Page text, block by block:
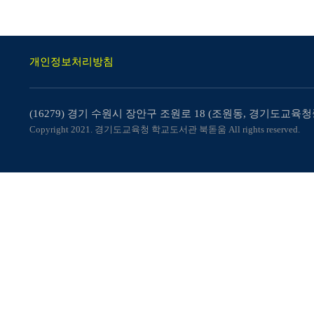
개인정보처리방침
(16279) 경기 수원시 장안구 조원로 18 (조원동, 경기도교육
Copyright 2021. 경기도교육청 학교도서관 북돋움 All rights reserved.